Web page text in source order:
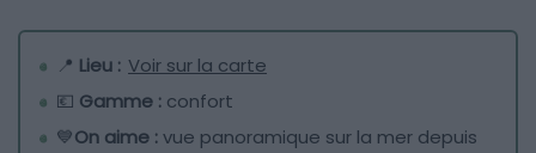
📍 Lieu : Voir sur la carte
💶 Gamme : confort
💙On aime :vue panoramique sur la mer depuis